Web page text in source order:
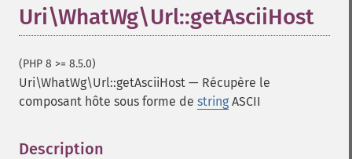
Uri\WhatWg\Url::getAsciiHost
(PHP 8 >= 8.5.0)
Uri\WhatWg\Url::getAsciiHost — Récupère le
composant hôte sous forme de string ASCII
Description